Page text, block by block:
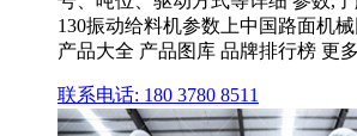
130振动给料机参数上中国路面机
产品大全 产品图库 品牌排行榜 更
联系电话: 180 3780 8511